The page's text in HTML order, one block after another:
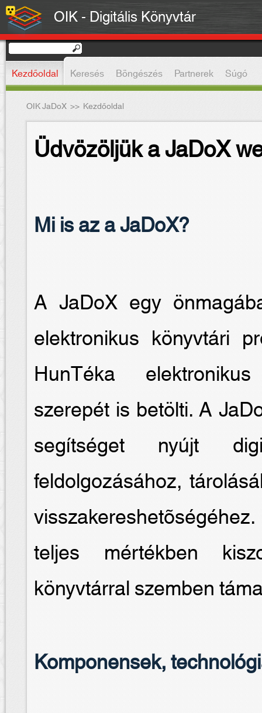
OIK - Digitális Könyvtár
Kezdőoldal Keresés Böngészés Partnerek Súgó
OIK JaDoX >> Kezdőoldal
Üdvözöljük a JaDoX
Mi is az a JaDoX?
A JaDoX egy
elektronikus könyvtári
HunTéka
szerepét is betölti. A
segítséget nyújt
feldolgozásához,
teljes mértékben
könyvtárral szemben
Komponensek,